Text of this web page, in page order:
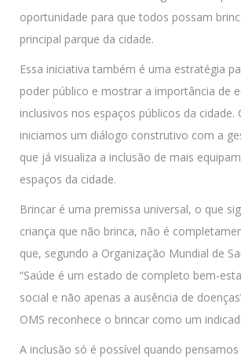
oportunidade para que todos possam
principal parque da cidade.
Essa iniciativa também é uma estratégia
poder público e mostrar a importância de
inclusivos nos espaços públicos da cidade.
iniciamos um diálogo construtivo com a
que já visualiza a inclusão de mais
espaços da cidade.
Brincar é uma premissa universal, o que
criança que não brinca, não é
que, segundo a Organização Mundial de
“Saúde é um estado de completo bem-
social e não apenas a ausência de
OMS reconhece o brincar como um
A inclusão só é possível quando